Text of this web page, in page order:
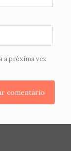
a próxima vez